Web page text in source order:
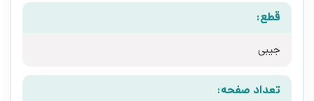
قطع:
جیبی
تعداد صفحه: